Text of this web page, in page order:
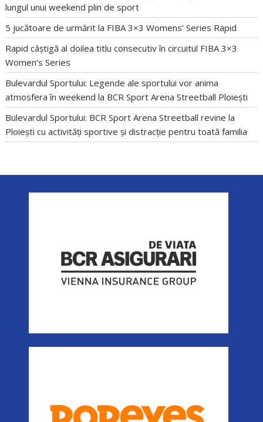
lungul unui weekend plin de sport
5 jucătoare de urmărit la FIBA 3×3 Womens’ Series Rapid
Rapid câștigă al doilea titlu consecutiv în circuitul FIBA 3×3
Women’s Series
Bulevardul Sportului: Legende ale sportului vor anima
atmosfera în weekend la BCR Sport Arena Streetball Ploiești
Bulevardul Sportului: BCR Sport Arena Streetball revine la
Ploiești cu activități sportive și distracție pentru toată familia